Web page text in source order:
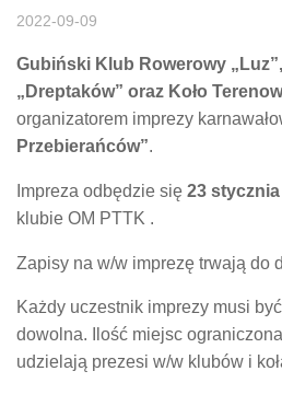
2022-09-09
Gubiński Klub Rowerowy
„Dreptaków” oraz Koło
organizatorem imprezy
Przebierańców”.
Impreza odbędzie się 23 stycznia
klubie OM PTTK .
Zapisy na w/w imprezę trwają do
Każdy uczestnik imprezy musi
dowolna. Ilość miejsc
udzielają prezesi w/w klubów i